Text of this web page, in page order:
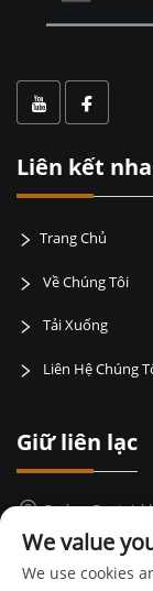
Liên kết
Trang Chủ
Về Chúng Tôi
Tải Xuống
Liên Hệ Chúng
Giữ liên lạc
Đường Baotai,
+86-15399417429
We value
We use cookies